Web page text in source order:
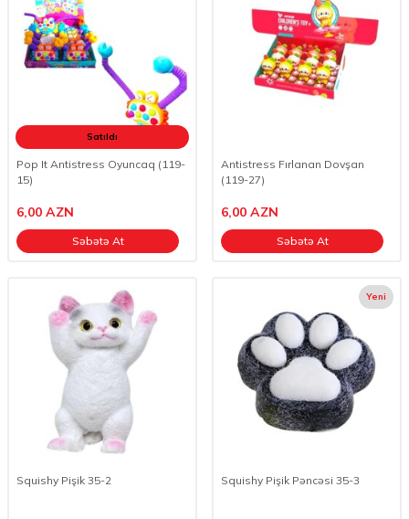
Satıldı
Pop It Antistress Oyuncaq (119-
15)
6,00 AZN
Səbətə At
Antistress Fırlanan Dovşan
(119-27)
6,00 AZN
Səbətə At
Squishy Pişik 35-2
Yeni
Squishy Pişik Pəncəsi 35-3